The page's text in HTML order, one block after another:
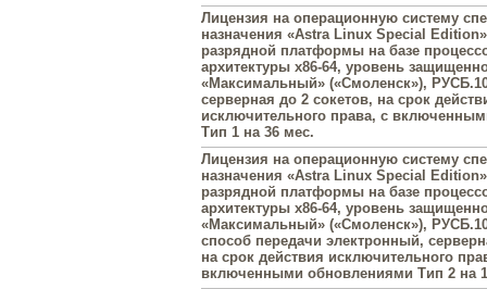
Лицензия на операционную систему
назначения «Astra Linux Special
разрядной платформы на базе
архитектуры х86-64, уровень
«Максимальный» («Смоленск»),
серверная до 2 сокетов, на срок
исключительного права, с
Тип 1 на 36 мес.
Лицензия на операционную систему
назначения «Astra Linux Special
разрядной платформы на базе
архитектуры х86-64, уровень
«Максимальный» («Смоленск»),
способ передачи электронный,
на срок действия исключительного
включенными обновлениями Тип 2 на